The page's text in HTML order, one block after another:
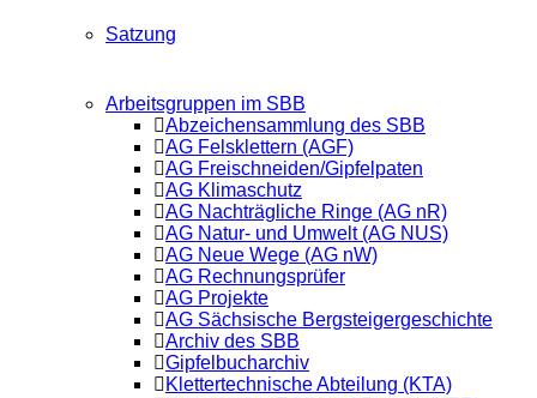
Satzung
Arbeitsgruppen im SBB
Abzeichensammlung des SBB
AG Felsklettern (AGF)
AG Freischneiden/Gipfelpaten
AG Klimaschutz
AG Nachträgliche Ringe (AG nR)
AG Natur- und Umwelt (AG NUS)
AG Neue Wege (AG nW)
AG Rechnungsprüfer
AG Projekte
AG Sächsische Bergsteigergeschichte
Archiv des SBB
Gipfelbucharchiv
Klettertechnische Abteilung (KTA)